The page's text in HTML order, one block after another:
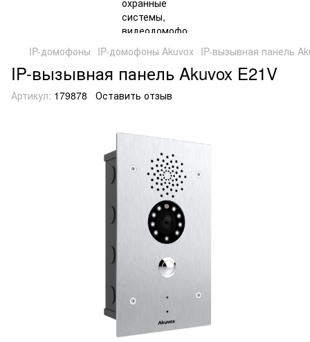
IP-домофоны IP-домофоны Akuvox IP-вызывная панель
IP-вызывная панель Akuvox E21V
Артикул: 179878 Оставить отзыв